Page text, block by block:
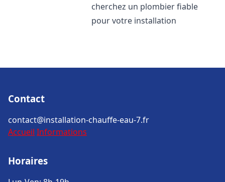
cherchez un plombier fiable
pour votre installation
Contact
contact@installation-chauffe-eau-7.fr
Accueil Informations
Horaires